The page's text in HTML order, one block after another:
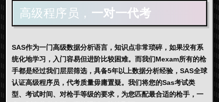
高级程序员， 一对一代考
SAS作为一门高级数据分析语言，知识点非常琐碎，如果没有系
统化地学习，入门容易但进阶比较困难。而我们Mexam所有的枪
手都是经过我们层层筛选，具备5年以上数据分析经验，SAS全球
认证高级程序员，代考质量毋庸置疑。我们将您的Sas考试类
型、考试时间、对枪手等级的要求，为您匹配最合适的枪手，一